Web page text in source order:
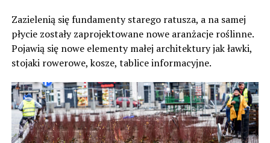
Zazielenią się fundamenty starego ratusza, a na samej
płycie zostały zaprojektowane nowe aranżacje roślinne.
Pojawią się nowe elementy małej architektury jak ławki,
stojaki rowerowe, kosze, tablice informacyjne.